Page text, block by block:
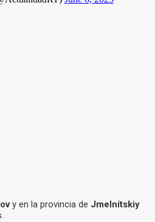
y en la provincia de Jmelnítskiy